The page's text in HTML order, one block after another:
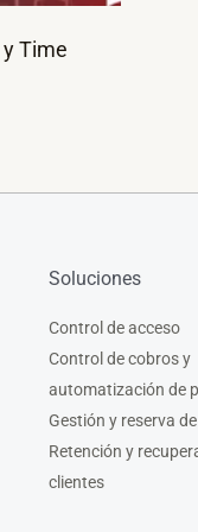
Time
Soluciones
Control de acceso
Control de cobros y
automatización de
Gestión y reserva
Retención y
clientes